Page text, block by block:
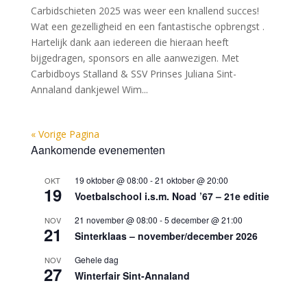
Carbidschieten 2025 was weer een knallend succes!
Wat een gezelligheid en een fantastische opbrengst .
Hartelijk dank aan iedereen die hieraan heeft
bijgedragen, sponsors en alle aanwezigen. Met
Carbidboys Stalland & SSV Prinses Juliana Sint-
Annaland dankjewel Wim...
« Vorige Pagina
Aankomende evenementen
OKT
19
19 oktober @ 08:00 -21 oktober @ 20:00
Voetbalschool i.s.m. Noad ’67 – 21e editie
NOV
21
21 november @ 08:00 -5 december @ 21:00
Sinterklaas – november/december 2026
NOV
27
Gehele dag
Winterfair Sint-Annaland